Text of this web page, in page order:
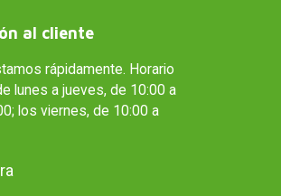
al cliente
rápidamente. Horario
lunes a jueves, de 10:00 a
los viernes, de 10:00 a